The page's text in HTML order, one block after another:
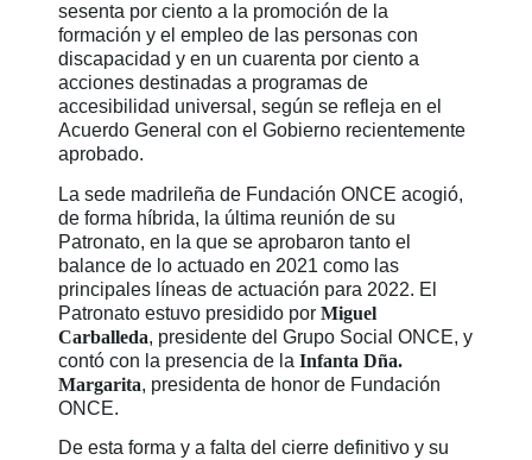
sesenta por ciento a la promoción de la
formación y el empleo de las personas con
discapacidad y en un cuarenta por ciento a
acciones destinadas a programas de
accesibilidad universal, según se refleja en el
Acuerdo General con el Gobierno recientemente
aprobado.
La sede madrileña de Fundación ONCE acogió,
de forma híbrida, la última reunión de su
Patronato, en la que se aprobaron tanto el
balance de lo actuado en 2021 como las
principales líneas de actuación para 2022. El
Patronato estuvo presidido porMiguel
Carballeda, presidente del Grupo Social ONCE, y
contó con la presencia de laInfanta Dña.
Margarita, presidenta de honor de Fundación
ONCE.
De esta forma y a falta del cierre definitivo y su